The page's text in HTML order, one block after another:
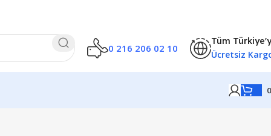
0 216 206 02 10
Tüm
Ücretsiz